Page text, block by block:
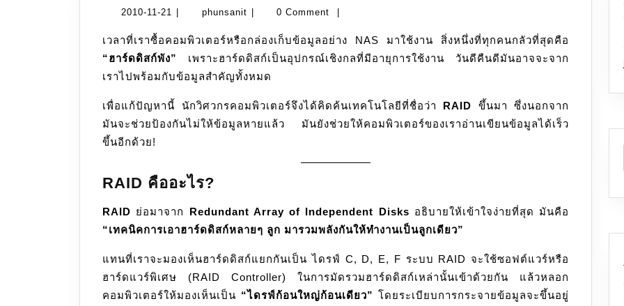
ฮาร์ดดิสก์
เพิ่ม
เซฟ
ข้อมูล
ไม่
2010-11-21 2010-
21
phunsanit phunsanit0 Comment
เวลาที่เราซื้อคอมพิวเตอร์หรือกล่องเก็บข้อมูลอย่าง NAS มาใช้งาน สิ่งหนึ่งที่ทุกคนกลัวที่สุดคือ
“ฮาร์ดดิสก์พัง”
เพราะฮาร์ดดิสก์เป็นอุปกรณ์เชิงกลที่มีอายุการใช้งาน วันดีคืนดีมันอาจจะจาก
เราไปพร้อมกับข้อมูลสำคัญทั้งหมด
เพื่อแก้ปัญหานี้ นักวิศวกรคอมพิวเตอร์จึงได้คิดค้นเทคโนโลยีที่ชื่อว่า RAID ขึ้นมา ซึ่งนอกจาก
มันจะช่วยป้องกันไม่ให้ข้อมูลหายแล้ว มันยังช่วยให้คอมพิวเตอร์ของเราอ่านเขียนข้อมูลได้เร็ว
ขึ้นอีกด้วย!
RAID คืออะไร?
RAID ย่อมาจาก Redundant Array of Independent Disks อธิบายให้เข้าใจง่ายที่สุด มันคือ
“เทคนิคการเอาฮาร์ดดิสก์หลายๆ ลูก มารวมพลังกันให้ทำงานเป็นลูกเดียว”
แทนที่เราจะมองเห็นฮาร์ดดิสก์แยกกันเป็น ไดรฟ์ C, D, E, F ระบบ RAID จะใช้ซอฟต์แวร์หรือ
ฮาร์ดแวร์พิเศษ (RAID Controller) ในการมัดรวมฮาร์ดดิสก์เหล่านั้นเข้าด้วยกัน แล้วหลอก
คอมพิวเตอร์ให้มองเห็นเป็น “ไดรฟ์ก้อนใหญ่ก้อนเดียว” โดยระเบียบการกระจายข้อมูลจะขึ้นอยู่